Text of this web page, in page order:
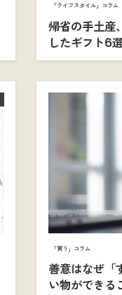
「ライフスタイル」コラム
帰省の手土産
したギフト6
「買う」コラム
善意はなぜ「
い物ができる